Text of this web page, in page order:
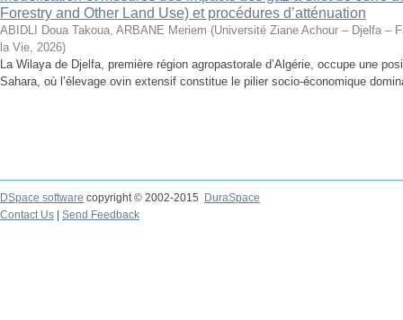
Forestry and Other Land Use) et procédures d’atténuation
ABIDLI Doua Takoua, ARBANE Meriem (Université Ziane Achour – Djelfa –
la Vie, 2026)
La Wilaya de Djelfa, première région agropastorale d’Algérie, occupe une
Sahara, où l’élevage ovin extensif constitue le pilier socio-économique
DSpace software copyright © 2002-2015
DuraSpace
Contact Us
Send Feedback